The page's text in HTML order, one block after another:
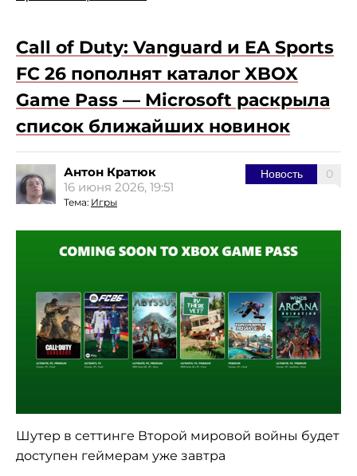
Call of Duty: Vanguard и EA Sports
FC 26 пополнят каталог XBOX
Game Pass — Microsoft раскрыла
список ближайших новинок
0
Новость
Антон Кратюк
16 июня 2026, 19:51
Тема: Игры
Шутер в сеттинге Второй мировой войны будет
доступен геймерам уже завтра